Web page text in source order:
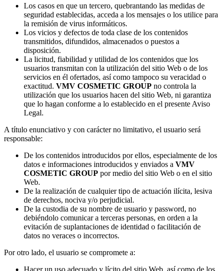
Los casos en que un tercero, quebrantando las medidas de
seguridad establecidas, acceda a los mensajes o los utilice para
la remisión de virus informáticos.
Los vicios y defectos de toda clase de los contenidos
transmitidos, difundidos, almacenados o puestos a
disposición.
La licitud, fiabilidad y utilidad de los contenidos que los
usuarios transmitan con la utilización del sitio Web o de los
servicios en él ofertados, así como tampoco su veracidad o
exactitud. VMV COSMETIC GROUP no controla la
utilización que los usuarios hacen del sitio Web, ni garantiza
que lo hagan conforme a lo establecido en el presente Aviso
Legal.
A título enunciativo y con carácter no limitativo, el usuario será
responsable:
De los contenidos introducidos por ellos, especialmente de los
datos e informaciones introducidos y enviados a VMV
COSMETIC GROUP por medio del sitio Web o en el sitio
Web.
De la realización de cualquier tipo de actuación ilícita, lesiva
de derechos, nociva y/o perjudicial.
De la custodia de su nombre de usuario y password, no
debiéndolo comunicar a terceras personas, en orden a la
evitación de suplantaciones de identidad o facilitación de
datos no veraces o incorrectos.
Por otro lado, el usuario se compromete a:
Hacer un uso adecuado y lícito del sitio Web, así como de los